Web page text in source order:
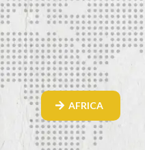
AFRICA